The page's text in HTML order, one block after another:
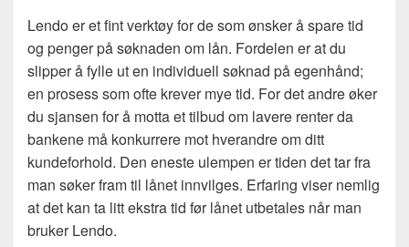
Lendo er et fint verktøy for de som ønsker å spare tid
og penger på søknaden om lån. Fordelen er at du
slipper å fylle ut en individuell søknad på egenhånd;
en prosess som ofte krever mye tid. For det andre øker
du sjansen for å motta et tilbud om lavere renter da
bankene må konkurrere mot hverandre om ditt
kundeforhold. Den eneste ulempen er tiden det tar fra
man søker fram til lånet innvilges. Erfaring viser nemlig
at det kan ta litt ekstra tid før lånet utbetales når man
bruker Lendo.